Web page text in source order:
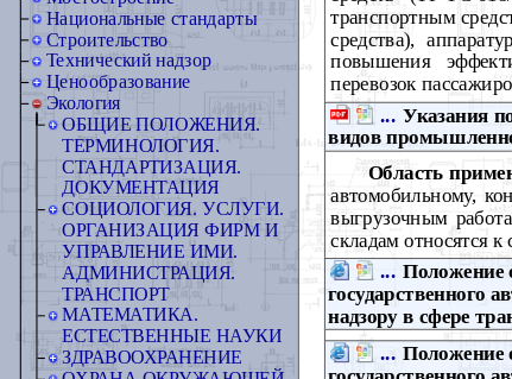
Национальные стандарты
Строительство
Технический надзор
Ценообразование
Экология
ОБЩИЕ ПОЛОЖЕНИЯ.
ТЕРМИНОЛОГИЯ.
СТАНДАРТИЗАЦИЯ.
ДОКУМЕНТАЦИЯ
СОЦИОЛОГИЯ. УСЛУГИ.
ОРГАНИЗАЦИЯ ФИРМ И
УПРАВЛЕНИЕ ИМИ.
АДМИНИСТРАЦИЯ.
ТРАНСПОРТ
МАТЕМАТИКА.
ЕСТЕСТВЕННЫЕ НАУКИ
ЗДРАВООХРАНЕНИЕ
транспортным
средства),
повышения
перевозок
... Указания
видов
Область
автомобильному,
выгрузочным
складам относятся
... Положение
государственного
надзору в сфере
... Положение